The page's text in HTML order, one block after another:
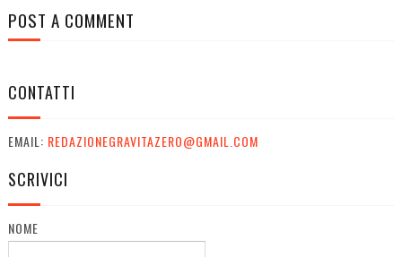
POST A COMMENT
CONTATTI
EMAIL: REDAZIONEGRAVITAZERO@GMAIL.COM
SCRIVICI
NOME